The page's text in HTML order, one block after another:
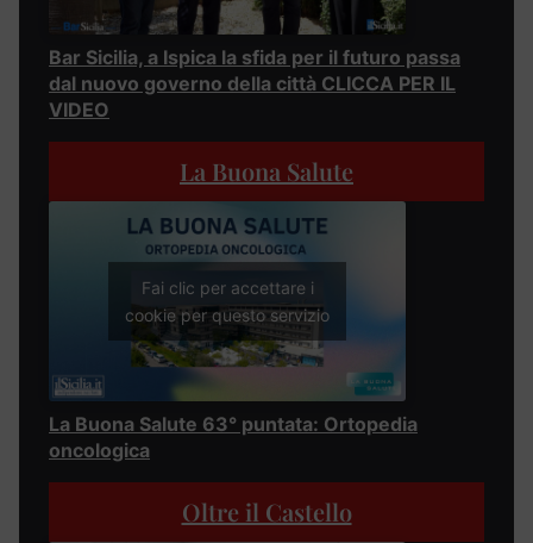
Bar Sicilia, a Ispica la sfida per il futuro passa
dal nuovo governo della città CLICCA PER IL
VIDEO
La Buona Salute
Fai clic per accettare i
cookie per questo servizio
La Buona Salute 63° puntata: Ortopedia
oncologica
Oltre il Castello